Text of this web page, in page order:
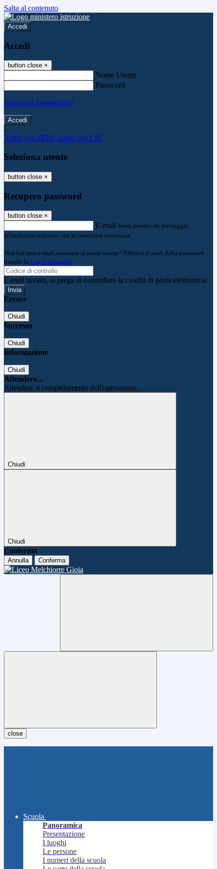
Salta al contenuto
Accedi
Accedi
button close ×
Nome Utente
Password
Password dimenticata?
-
Entra con SPID Entra con CIE
Seleziona utente
button close ×
Recupero password
button close ×
E-mail Verrà inviato un messaggio
all'indirizzo indicato con le istruzioni necessarie.
Non hai una e-mail associata al nome utente? Effettua il reset della password
tramite la Login Spaggiari
E-mail inviata, si prega di controllare la casella di posta elettronica!
Errore
Chiudi
Successo
Chiudi
Informazione
Chiudi
Attendere...
Attendere il completamento dell'operazione...
Chiudi
Chiudi
Conferma
Annulla Conferma
close
Scuola
Panoramica
Presentazione
I luoghi
Le persone
I numeri della scuola